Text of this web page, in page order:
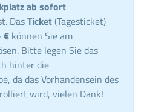
ab sofort
DasTicket (Tagesticket)
€ können Sie am
Bitte legen Sie das
hinter die
da das Vorhandensein des
wird, vielen Dank!